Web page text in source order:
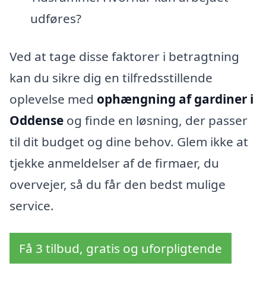
udføres?
Ved at tage disse faktorer i betragtning
kan du sikre dig en tilfredsstillende
oplevelse med ophængning af gardiner i
Oddense og finde en løsning, der passer
til dit budget og dine behov. Glem ikke at
tjekke anmeldelser af de firmaer, du
overvejer, så du får den bedst mulige
service.
Få 3 tilbud, gratis og uforpligtende